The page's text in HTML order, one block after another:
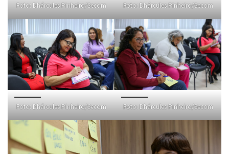
Foto: Dhárcules Pinheiro/Secom Foto: Dhárcules Pinheiro/Secom
Foto: Dhárcules Pinheiro/Secom Foto: Dhárcules Pinheiro/Secom